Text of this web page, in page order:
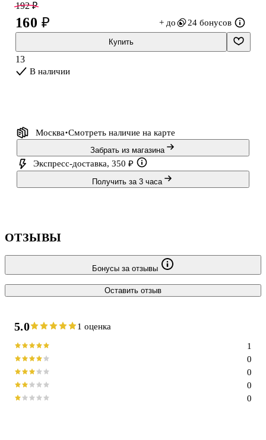
дополнительной упаковки.
192 ₽
160 ₽ + до 24 бонусов
Купить
13
В наличии
Москва Смотреть наличие на карте
Забрать из магазина
Экспресс-доставка, 350 ₽
Получить за 3 часа
ОТЗЫВЫ
Бонусы за отзывы
Оставить отзыв
5.0 1 оценка
0
0
0
0
1